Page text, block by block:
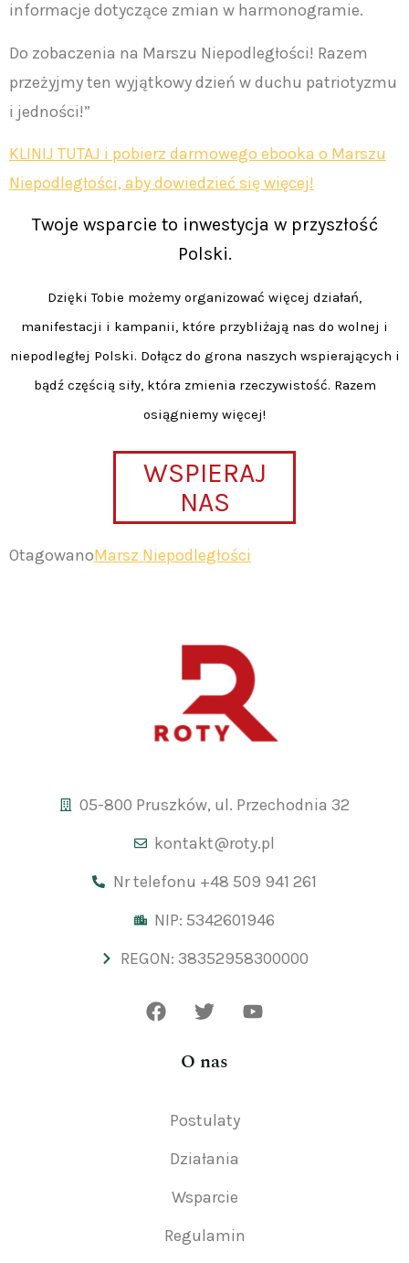
informacje dotyczące zmian w harmonogramie.
Do zobaczenia na Marszu Niepodległości! Razem
przeżyjmy ten wyjątkowy dzień w duchu patriotyzmu
i jedności!”
KLINIJ TUTAJ i pobierz darmowego ebooka o Marszu
Niepodległości, aby dowiedzieć się więcej!
Twoje wsparcie to inwestycja w przyszłość
Polski.
Dzięki Tobie możemy organizować więcej działań,
manifestacji i kampanii, które przybliżają nas do wolnej i
niepodległej Polski. Dołącz do grona naszych wspierających i
bądź częścią siły, która zmienia rzeczywistość. Razem
osiągniemy więcej!
WSPIERAJ
NAS
OtagowanoMarsz Niepodległości
05-800 Pruszków, ul. Przechodnia 32
kontakt@roty.pl
Nr telefonu +48 509 941 261
NIP: 5342601946
REGON: 38352958300000
O nas
Postulaty
Działania
Wsparcie
Regulamin